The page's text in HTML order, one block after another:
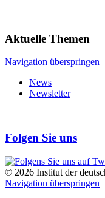
Aktuelle Themen
Navigation überspringen
News
Newsletter
Folgen Sie uns
© 2026 Institut der
Navigation überspringen